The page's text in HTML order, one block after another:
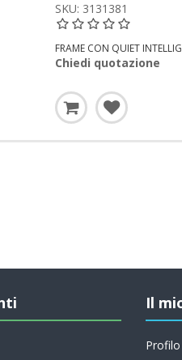
SKU: 3131381
FRAME CON QUIET
Chiedi quotazione
Il
Profilo